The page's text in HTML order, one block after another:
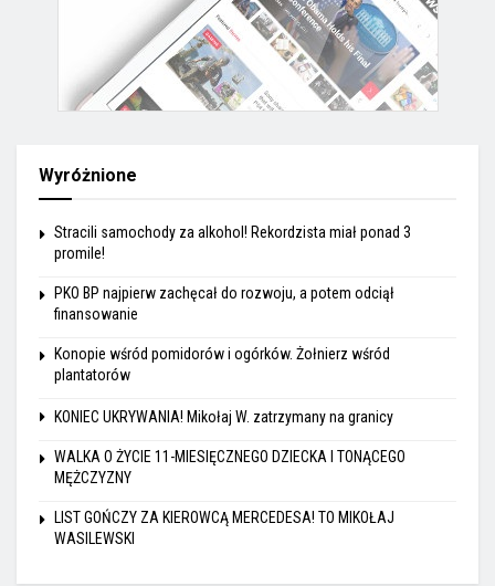
Wyróżnione
Stracili samochody za alkohol! Rekordzista miał ponad 3
promile!
PKO BP najpierw zachęcał do rozwoju, a potem odciął
finansowanie
Konopie wśród pomidorów i ogórków. Żołnierz wśród
plantatorów
KONIEC UKRYWANIA! Mikołaj W. zatrzymany na granicy
WALKA O ŻYCIE 11-MIESIĘCZNEGO DZIECKA I TONĄCEGO
MĘŻCZYZNY
LIST GOŃCZY ZA KIEROWCĄ MERCEDESA! TO MIKOŁAJ
WASILEWSKI